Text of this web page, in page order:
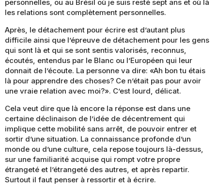
personnelles, ou au Brésil où je suis resté sept ans et où là
les relations sont complètement personnelles.
Après, le détachement pour écrire est d’autant plus
difficile ainsi que l’épreuve de détachement pour les gens
qui sont là et qui se sont sentis valorisés, reconnus,
écoutés, entendus par le Blanc ou l’Européen qui leur
donnait de l’écoute. La personne va dire: «Ah bon tu étais
là pour apprendre des choses? Ce n’était pas pour avoir
une vraie relation avec moi?». C’est lourd, délicat.
Cela veut dire que là encore la réponse est dans une
certaine déclinaison de l’idée de décentrement qui
implique cette mobilité sans arrêt, de pouvoir entrer et
sortir d’une situation. La connaissance profonde d’un
monde ou d’une culture, cela repose toujours là-dessus,
sur une familiarité acquise qui rompt votre propre
étrangeté et l’étrangeté des autres, et après repartir.
Surtout il faut penser à ressortir et à écrire.